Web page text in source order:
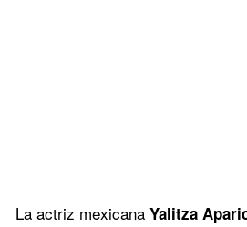
La actriz mexicana Yalitza